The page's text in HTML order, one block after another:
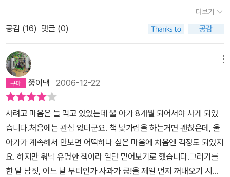
들도 다 그렇게 설득을 시켰다. 그래도 장난감이나 옷에 대해서 질투
를 느낄적엔 참 많이 얄밉더니 이상하게 그림책에 있어 질투를 느끼
책에 대한 애착심은 아이나 어른이나 다 똑같이 가지고 있구나라고
새삼 실감했다. 큰아이의 자기책에 대한 애착심으로 인해 어쩌면 책
값이 두배로 들지도 모르겠지만....... 둘째아이들을 돌보면서 이렇게
놀아주기도하고, 저렇게 놀아주기도 하다가 이것,저것 다 지겨워하는
것같아 요즘 조금씩 아가들에게 그림책을 보여주면서 읽어주기 시작
했다. 주로 큰아이적에 보여주던 그그림책들을 그대로 보여주고있다.
큰아이때는 뭐가 뭔지 몰라 시행착오를 많이 겪었지만 둘째들은 앞서
의 경험으로 인해 모든 것이 갖춰져 있으니 정말 손쉽고 편하게 느껴
지기도한다. 큰아이에게는 '커다란 사과가 쿵!'이란 책도 조금 늦게 구
마는 이책과 까꿍놀이 두책에 주로 관심을 보입니다.워낙 어린아가인
지라 경험이란게 별로 없잖아요그래도 사과는 일주일에 몇번씩 수저
로 갈아 먹이니 왠지 생활이랑 연관도 시킬수 있을듯하고의성어들이
나오니 좋아합니다.그림도 부드러워서 좋네요
더보기
공감 (16) 댓글 (0)
쭝이댁 2006-12-22
사려고 마음은 늘 먹고 있었는데 울 아가 8개월 되어서야 사게 되었
습니다.처음에는 관심 없더군요. 책 낯가림을 하는거면 괜찮은데, 울
아가가 계속해서 안보면 어떡하나 싶은 마음에 처음엔 걱정도 되었지
요. 하지만 워낙 유명한 책이라 일단 믿어보기로 했습니다.그러기를
한 달 남짓, 어느 날 부터인가 사과가 쿵!을 제일 먼저 꺼내오기 시작